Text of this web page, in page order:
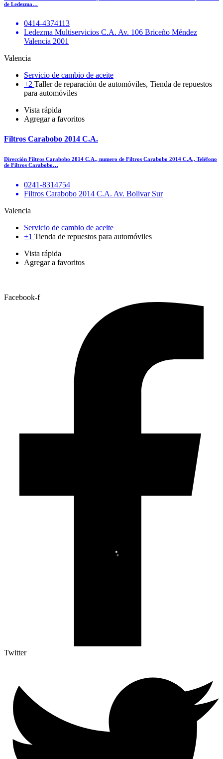
de Ledezma…
0414-4374113
Ledezma Multiservicios C.A. Av. 106 Briceño Méndez
Valencia 2001
Valencia
Servicio de cambio de aceite
+2 Taller de reparación de automóviles, Tienda de repuestos
para automóviles
Vista rápida
Agregar a favoritos
Filtros Carabobo 2014 C.A.
Dirección Filtros Carabobo 2014 C.A., numero de Filtros Carabobo 2014 C.A., Teléfono
de Filtros Carabobo…
0241-8314754
Filtros Carabobo 2014 C.A. Av. Bolivar Sur
Valencia
Servicio de cambio de aceite
+1 Tienda de repuestos para automóviles
Vista rápida
Agregar a favoritos
Facebook-f
Twitter